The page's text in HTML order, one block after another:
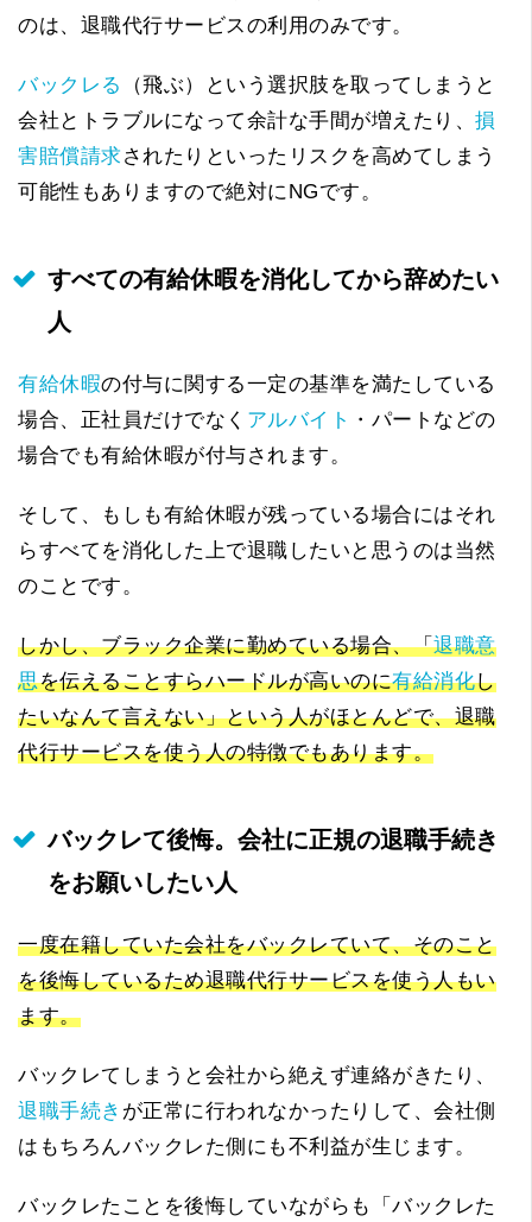
のは、退職代行サービスの利用のみです。
バックレる
（飛ぶ）という選択肢を取ってしまうと
会社とトラブルになって余計な手間が増えたり、 損
害賠償請求されたりといったリスクを高めてしまう
可能性もありますので絶対にNGです。
すべての有給休暇を消化してから辞めたい
人
有給休暇の付与に関する一定の基準を満たしている
場合、正社員だけでなく アルバイト ・パートなどの
場合でも有給休暇が付与されます。
そして、もしも有給休暇が残っている場合にはそれ
らすべてを消化した上で退職したいと思うのは当然
のことです。
しかし、ブラック企業に勤めている場合、「退職意
思を伝えることすらハードルが高いのに有給消化し
たいなんて言えない」という人がほとんどで、退職
代行サービスを使う人の特徴でもあります。
バックレて後悔。会社に正規の退職手続き
をお願いしたい人
一度在籍していた会社をバックレていて、そのこと
を後悔しているため退職代行サービスを使う人もい
ます。
バックレてしまうと会社から絶えず連絡がきたり、
退職手続き が正常に行われなかったりして、会社側
はもちろんバックレた側にも不利益が生じます。
バックレたことを後悔していながらも「バックレた